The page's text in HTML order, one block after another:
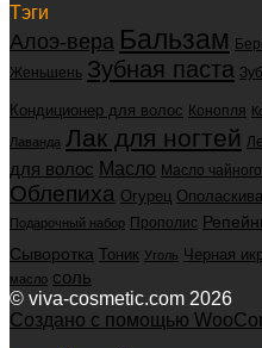
Тэги
Алоэ-вера Бальзам
Женьшень Зубная паста
Кондиционер для волос Конопля
Лаванда Лак для ногтей
для волос Масло Масло
Облепиха Огурец
Подарочный набор Прополис
Сыворотка Тоник Уголь Черная
масло соль
© viva-cosmetic.com 2026
Создано с помощью